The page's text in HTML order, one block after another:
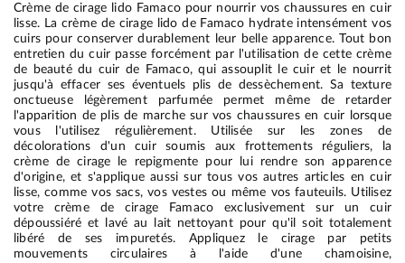
Crème de cirage lido Famaco pour nourrir vos chaussures en cuir
lisse. La crème de cirage lido de Famaco hydrate intensément vos
cuirs pour conserver durablement leur belle apparence. Tout bon
entretien du cuir passe forcément par l'utilisation de cette crème
de beauté du cuir de Famaco, qui assouplit le cuir et le nourrit
jusqu'à effacer ses éventuels plis de dessèchement. Sa texture
onctueuse légèrement parfumée permet même de retarder
l'apparition de plis de marche sur vos chaussures en cuir lorsque
vous l'utilisez régulièrement. Utilisée sur les zones de
décolorations d'un cuir soumis aux frottements réguliers, la
crème de cirage le repigmente pour lui rendre son apparence
d'origine, et s'applique aussi sur tous vos autres articles en cuir
lisse, comme vos sacs, vos vestes ou même vos fauteuils. Utilisez
votre crème de cirage Famaco exclusivement sur un cuir
dépoussiéré et lavé au lait nettoyant pour qu'il soit totalement
libéré de ses impuretés. Appliquez le cirage par petits
mouvements circulaires à l'aide d'une chamoisine,